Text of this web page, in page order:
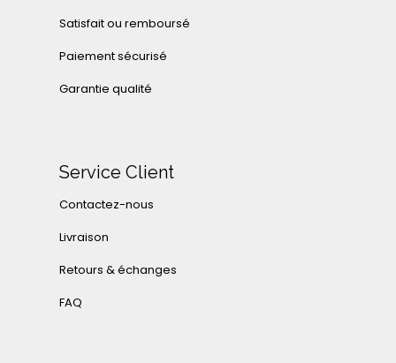
Satisfait ou remboursé
Paiement sécurisé
Garantie qualité
Service Client
Contactez-nous
Livraison
Retours & échanges
FAQ